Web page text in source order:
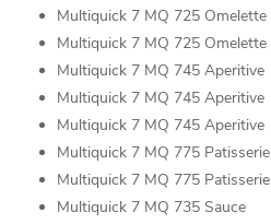
Multiquick 7 MQ 725 Omelette
Multiquick 7 MQ 725 Omelette
Multiquick 7 MQ 745 Aperitive
Multiquick 7 MQ 745 Aperitive
Multiquick 7 MQ 745 Aperitive
Multiquick 7 MQ 775 Patisserie
Multiquick 7 MQ 775 Patisserie
Multiquick 7 MQ 735 Sauce